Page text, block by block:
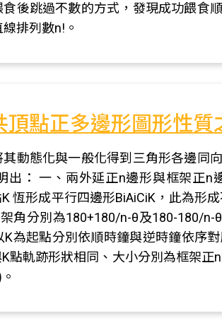
後跳過不數的方式，發現成功餵食
排列數n!。
點正多邊形圖形性質
動態化與一般化得到三角形各邊同
出： 一、兩外延正n邊形與框架正n
恆形成平行四邊形BiAiCiK，此為形
角分別為180+180/n-θ及180-180/n-
為起點分別依順時鐘與逆時鐘依序
點軌跡形狀相同、大小分別為框架正